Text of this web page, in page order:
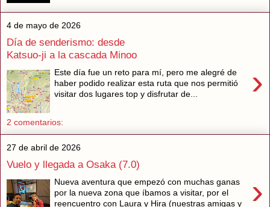
4 de mayo de 2026
Día de senderismo: desde
Katsuo-ji a la cascada Minoo
›
Este día fue un reto para mí, pero me alegré de
haber podido realizar esta ruta que nos permitió
visitar dos lugares top y disfrutar de...
2 comentarios:
27 de abril de 2026
Vuelo y llegada a Osaka (7.0)
›
Nueva aventura que empezó con muchas ganas
por la nueva zona que íbamos a visitar, por el
reencuentro con Laura y Hira (nuestras amigas y